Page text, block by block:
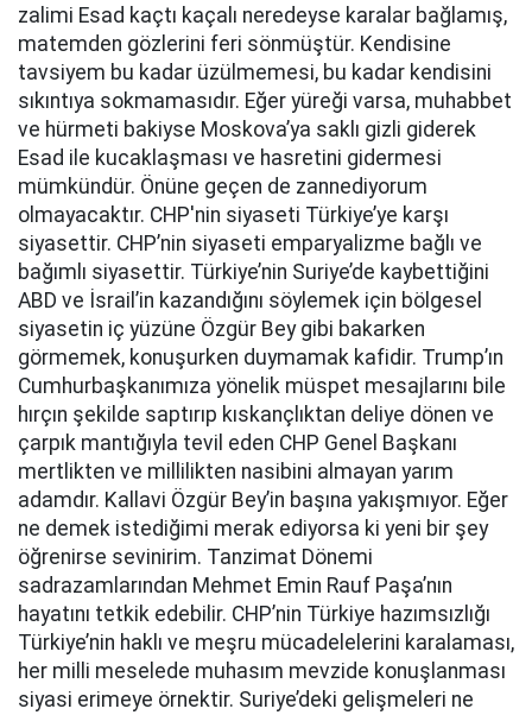
zalimi Esad kaçtı kaçalı neredeyse karalar bağlamış,
matemden gözlerini feri sönmüştür. Kendisine
tavsiyem bu kadar üzülmemesi, bu kadar kendisini
sıkıntıya sokmamasıdır. Eğer yüreği varsa, muhabbet
ve hürmeti bakiyse Moskova’ya saklı gizli giderek
Esad ile kucaklaşması ve hasretini gidermesi
mümkündür. Önüne geçen de zannediyorum
olmayacaktır. CHP'nin siyaseti Türkiye’ye karşı
siyasettir. CHP’nin siyaseti emparyalizme bağlı ve
bağımlı siyasettir. Türkiye’nin Suriye’de kaybettiğini
ABD ve İsrail’in kazandığını söylemek için bölgesel
siyasetin iç yüzüne Özgür Bey gibi bakarken
görmemek, konuşurken duymamak kafidir. Trump’ın
Cumhurbaşkanımıza yönelik müspet mesajlarını bile
hırçın şekilde saptırıp kıskançlıktan deliye dönen ve
çarpık mantığıyla tevil eden CHP Genel Başkanı
mertlikten ve millilikten nasibini almayan yarım
adamdır. Kallavi Özgür Bey’in başına yakışmıyor. Eğer
ne demek istediğimi merak ediyorsa ki yeni bir şey
öğrenirse sevinirim. Tanzimat Dönemi
sadrazamlarından Mehmet Emin Rauf Paşa’nın
hayatını tetkik edebilir. CHP’nin Türkiye hazımsızlığı
Türkiye’nin haklı ve meşru mücadelelerini karalaması,
her milli meselede muhasım mevzide konuşlanması
siyasi erimeye örnektir. Suriye’deki gelişmeleri ne